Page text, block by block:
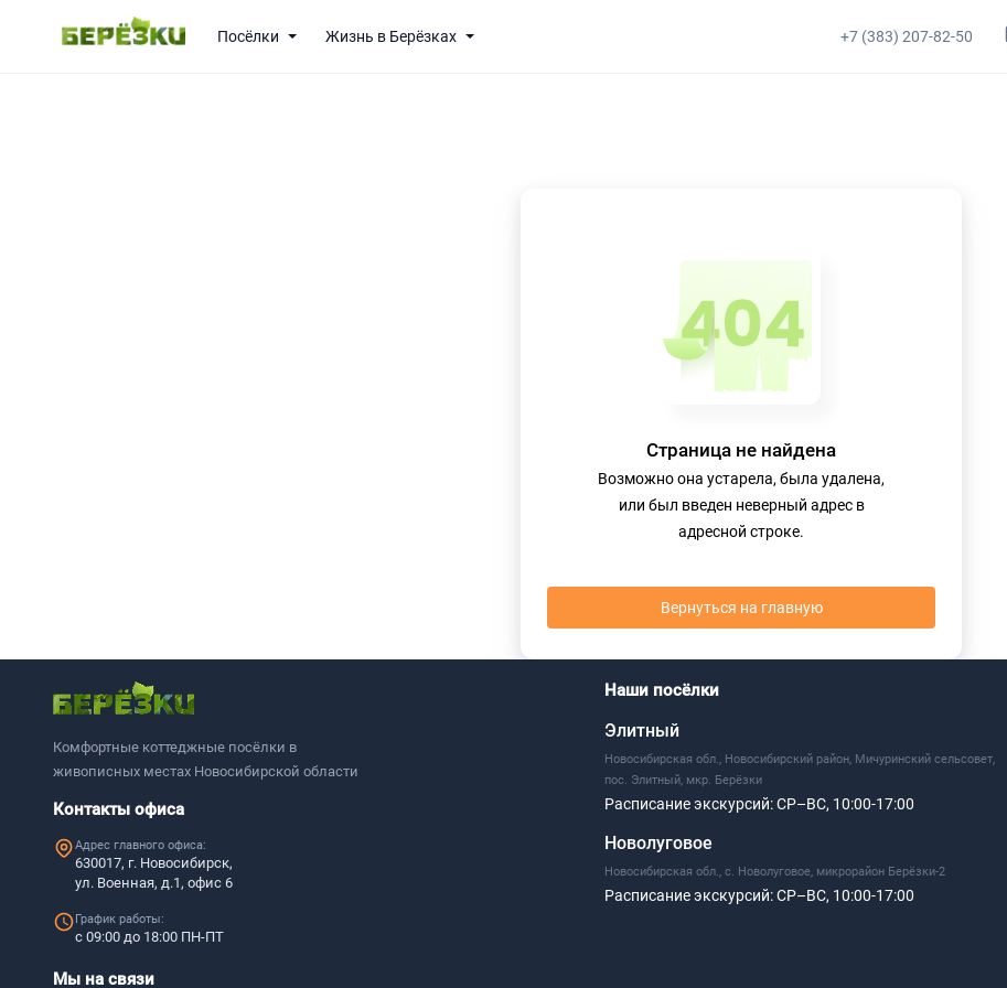
Посёлки Жизнь в Берёзках +7 (383) 207-82-50
Страница не найдена
Возможно она устарела, была удалена,
или был введен неверный адрес в
адресной строке.
Вернуться на главную
Комфортные коттеджные посёлки в
живописных местах Новосибирской области
Контакты офиса
Адрес главного офиса:
630017, г. Новосибирск,
ул. Военная, д.1, офис 6
График работы:
с 09:00 до 18:00 ПН-ПТ
Наши посёлки
Элитный
Новосибирская обл., Новосибирский район, Мичуринский сельсовет,
пос. Элитный, мкр. Берёзки
Расписание экскурсий:СР–ВС, 10:00-17:00
Новолуговое
Новосибирская обл., с. Новолуговое, микрорайон Берёзки-2
Расписание экскурсий:СР–ВС, 10:00-17:00
Мы на связи